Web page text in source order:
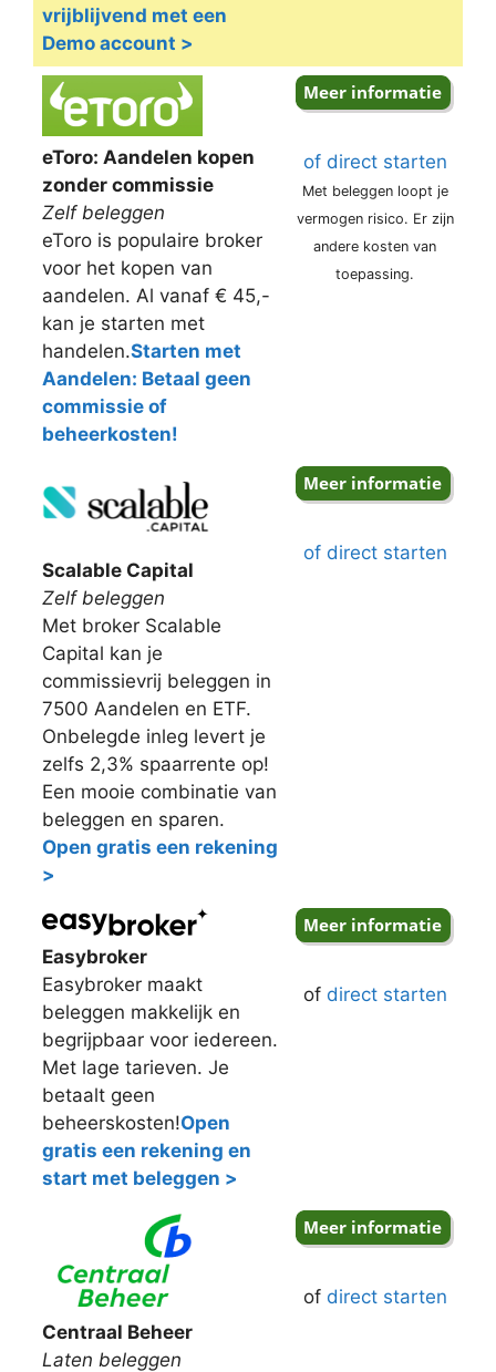
vrijblijvend met een
Demo account >
eToro: Aandelen kopen
zonder commissie
Zelf beleggen
eToro is populaire broker
voor het kopen van
aandelen. Al vanaf € 45,-
kan je starten met
handelen.Starten met
Aandelen: Betaal geen
commissie of
beheerkosten!
of direct starten
Met beleggen loopt je
vermogen risico. Er zijn
andere kosten van
toepassing.
Scalable Capital
Zelf beleggen
Met broker Scalable
Capital kan je
commissievrij beleggen in
7500 Aandelen en ETF.
Onbelegde inleg levert je
zelfs 2,3% spaarrente op!
Een mooie combinatie van
beleggen en sparen.
Open gratis een rekening
>
of direct starten
Easybroker
Easybroker maakt
beleggen makkelijk en
begrijpbaar voor iedereen.
Met lage tarieven. Je
betaalt geen
beheerskosten!Open
gratis een rekening en
start met beleggen >
of direct starten
Centraal Beheer
Laten beleggen
of direct starten